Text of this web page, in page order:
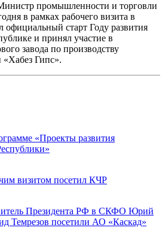
промышленности и торговли
в рамках рабочего визита в
официальный старт Году развития
и принял участие в
завода по производству
«Хабез Гипс».
«Проекты развития
визитом посетил КЧР
Президента РФ в СКФО Юрий
Темрезов посетили АО «Каскад»